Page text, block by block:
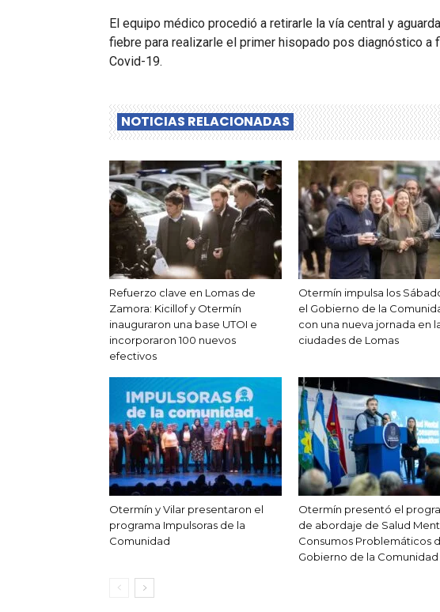
El equipo médico procedió a retirarle la vía central y
fiebre para realizarle el primer hisopado pos diagnóstico
Covid-19.
NOTICIAS RELACIONADAS
Refuerzo clave en Lomas de
Zamora: Kicillof y Otermín
inauguraron una base UTOI e
incorporaron 100 nuevos
efectivos
Otermín impulsa los
el Gobierno de la
con una nueva jornada en
ciudades de Lomas
Otermín y Vilar presentaron el
programa Impulsoras de la
Comunidad
Otermín presentó el
de abordaje de Salud
Consumos Problemáticos
Gobierno de la Comunidad